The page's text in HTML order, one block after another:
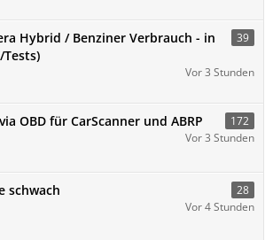
Hybrid / Benziner Verbrauch - in
39
Vor 3 Stunden
OBD für CarScanner und ABRP 172
Vor 3 Stunden
schwach 28
Vor 4 Stunden